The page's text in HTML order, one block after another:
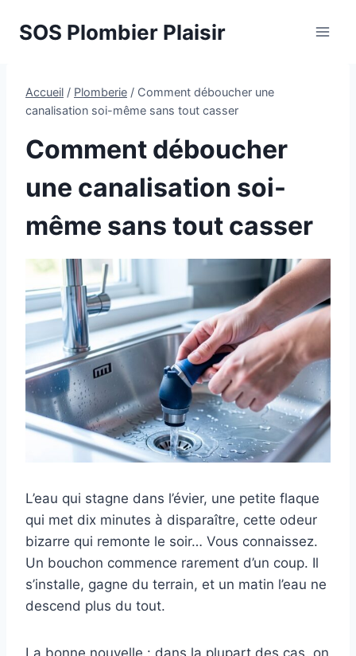
SOS Plombier Plaisir
Accueil / Plomberie / Comment déboucher une
canalisation soi-même sans tout casser
Comment déboucher
une canalisation soi-
même sans tout casser
L’eau qui stagne dans l’évier, une petite flaque
qui met dix minutes à disparaître, cette odeur
bizarre qui remonte le soir… Vous connaissez.
Un bouchon commence rarement d’un coup. Il
s’installe, gagne du terrain, et un matin l’eau ne
descend plus du tout.